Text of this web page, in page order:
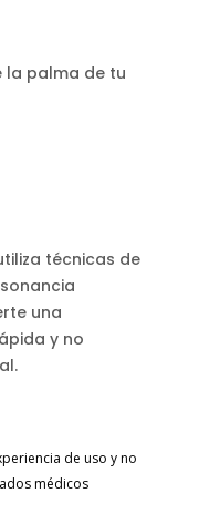
la palma de tu
técnicas de
una
y no
de uso y no
médicos